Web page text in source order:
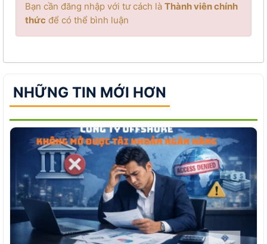
Bạn cần đăng nhập với tư cách là Thành viên chính
thức để có thể bình luận
NHỮNG TIN MỚI HƠN